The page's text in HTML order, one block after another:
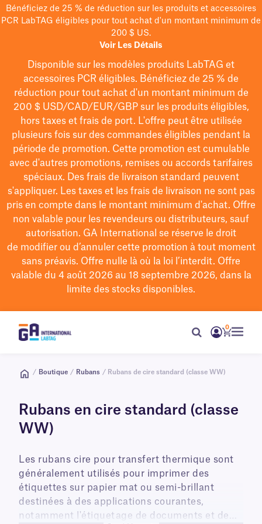
Bénéficiez de 25 % de réduction sur les produits et accessoires
PCR LabTAG éligibles pour tout achat d'un montant minimum de
200 $ US.
Voir Les Détails
Disponible sur les modèles produits LabTAG et
accessoires PCR éligibles. Bénéficiez de 25 % de
réduction pour tout achat d'un montant minimum de
200 $USD/CAD/EUR/GBPsur les produits éligibles,
hors taxes et frais de port. L'offre peut être utilisée
plusieurs fois sur des commandes éligibles pendant la
période de promotion. Cette promotion est cumulable
avec d'autres promotions, remises ou accords tarifaires
spéciaux. Des frais de livraison standard peuvent
s'appliquer. Les taxes et les frais de livraison ne sont pas
pris en compte dans le montant minimum d'achat. Offre
non valable pour les revendeurs ou distributeurs, sauf
autorisation. GA International se réserve le droit
de modifierou d’annuler cette promotion à tout moment
sans préavis. Offre nulle là où la loi l’interdit. Offre
valable du 4 août 2026 au 18 septembre 2026, dans la
limite des stocks disponibles.
0
/ Boutique / Rubans / Rubans de cire standard (classe WW)
Rubans en cire standard (classe
WW)
Les rubans cire pour transfert thermique sont
généralement utilisés pour imprimer des
étiquettes sur papier mat ou semi-brillant
destinées à des applications courantes,
notamment l'étiquetage de documents et de